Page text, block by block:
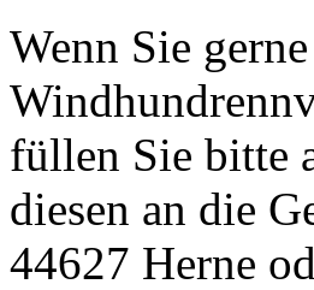
Wenn Sie
füllen Sie bitte
diesen an die
44627 Herne